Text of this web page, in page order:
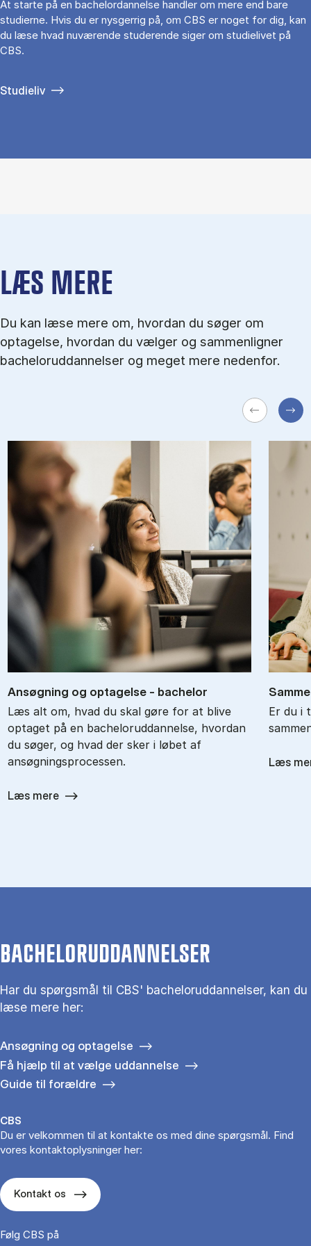
At starte på en bachelordannelse handler om mere end bare
studierne. Hvis du er nysgerrig på, om CBS er noget for dig, kan
du læse hvad nuværende studerende siger om studielivet på
CBS.
Studieliv
LÆS MERE
Du kan læse mere om, hvordan du søger om
optagelse, hvordan du vælger og sammenligner
bacheloruddannelser og meget mere nedenfor.
An­søg­ning og op­ta­gel­se - ba­chel­or
Læs alt om, hvad du skal gøre for at blive
optaget på en bacheloruddannelse, hvordan
du søger, og hvad der sker i løbet af
ansøgningsprocessen.
Læs mere
Er du i
Læs
BACHELORUDDANNELSER
Har du spørgsmål til CBS' bacheloruddannelser, kan du
læse mere her:
Ansøgning og optagelse
Få hjælp til at vælge uddannelse
Guide til forældre
CBS
Du er velkommen til at kontakte os med dine spørgsmål. Find
vores kontaktoplysninger her:
Kontakt os
Følg CBS på